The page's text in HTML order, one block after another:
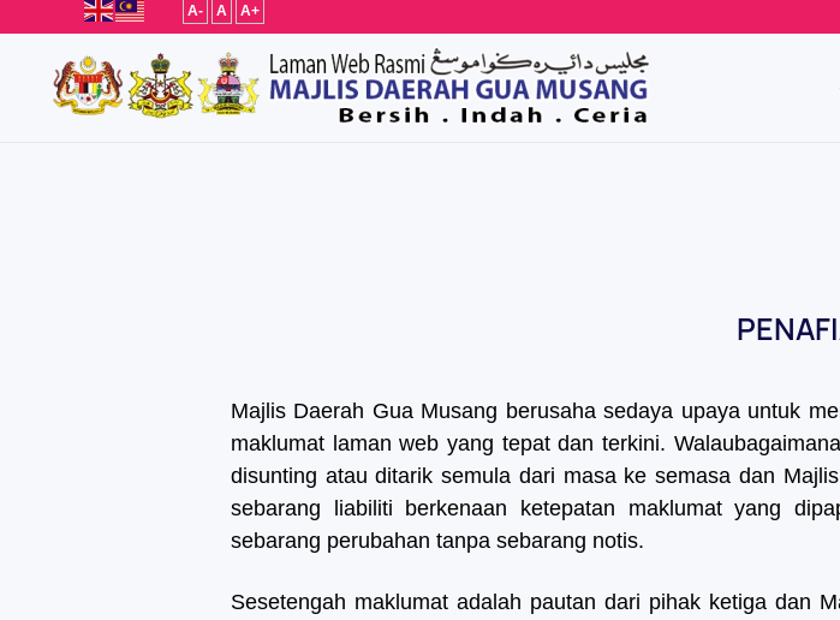
A- A A+
Majlis Daerah Gua Musang berusaha sedaya upaya untuk
maklumat laman web yang tepat dan terkini.
disunting atau ditarik semula dari masa ke semasa dan
sebarang liabiliti berkenaan ketepatan maklumat yang
sebarang perubahan tanpa sebarang notis.
Sesetengah maklumat adalah pautan dari pihak ketiga dan